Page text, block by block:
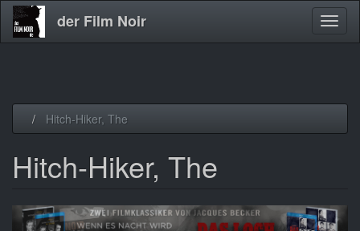
der Film Noir
Hitch-Hiker, The
Hitch-Hiker, The